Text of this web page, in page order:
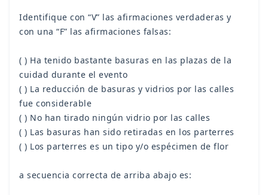
Identifique con “V” las afirmaciones verdaderas y
con una “F” las afirmaciones falsas:
( ) Ha tenido bastante basuras en las plazas de la
cuidad durante el evento
( ) La reducción de basuras y vidrios por las calles
fue considerable
( ) No han tirado ningún vidrio por las calles
( ) Las basuras han sido retiradas en los parterres
( ) Los parterres es un tipo y/o espécimen de flor
a secuencia correcta de arriba abajo es: